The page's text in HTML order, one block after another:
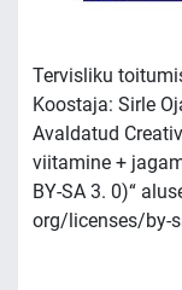
Tervisliku
Koostaja: Sirle
Avaldatud
viitamine +
BY-SA 3. 0)“
org/licenses/by-